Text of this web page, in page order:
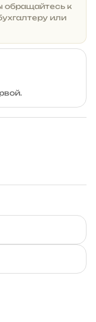
обращайтесь к
или